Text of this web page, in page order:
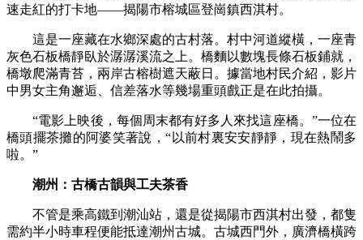
速走紅的打卡地——揭陽市榕城區登崗鎮西淇村。
這是一座藏在水鄉深處的古村落。村中河道縱橫，一座青
灰色石板橋靜臥於潺潺溪流之上。橋麵以數塊長條石板鋪就，
橋墩爬滿青苔，兩岸古榕樹遮天蔽日。據當地村民介紹，影片
中男女主角邂逅、信差落水等幾場重頭戲正是在此拍攝。
“電影上映後，每個周末都有好多人來找這座橋。”一位在
橋頭擺茶攤的阿婆笑著說，“以前村裏安安靜靜，現在熱鬧多
啦。”
潮州：古橋古韻與工夫茶香
不管是乘高鐵到潮汕站，還是從揭陽市西淇村出發， 都隻
需約半小時車程便能抵達潮州古城。古城西門外，廣濟橋橫跨